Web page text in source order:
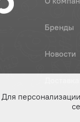
Бренды
Новости
Для